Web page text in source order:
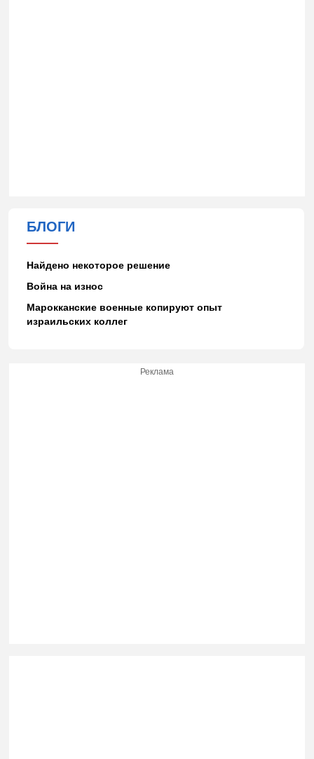
БЛОГИ
Найдено некоторое решение
Война на износ
Марокканские военные копируют опыт
израильских коллег
Реклама